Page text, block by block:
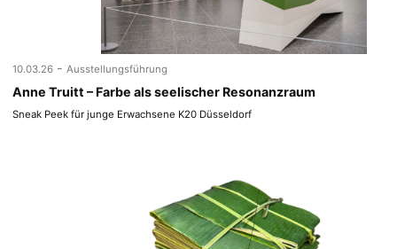
10.03.26 - Ausstellungsführung
Anne Truitt – Farbe als seelischer Resonanzraum
Sneak Peek für junge Erwachsene K20 Düsseldorf